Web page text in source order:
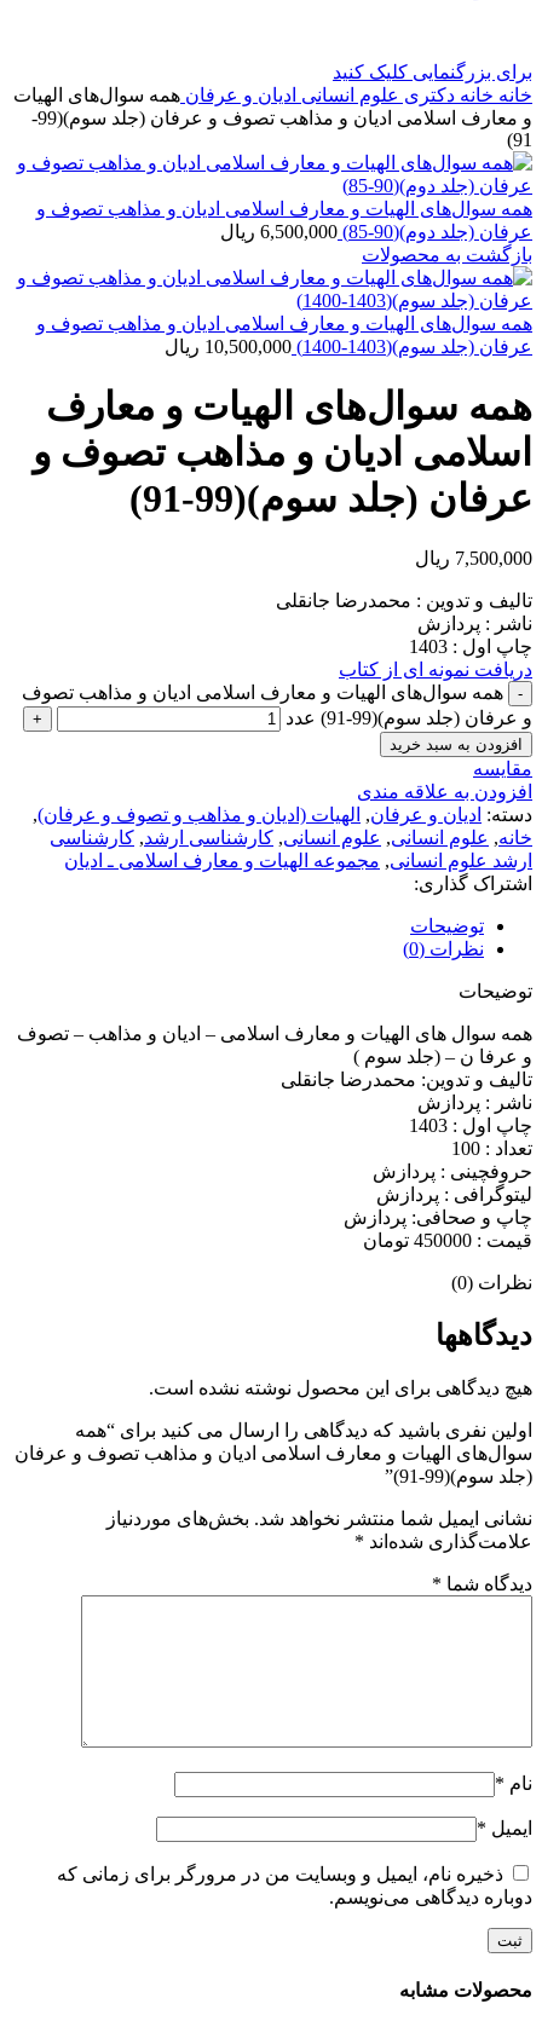
برای بزرگنمایی کلیک کنید
خانه خانه دکتری علوم انسانی ادیان و عرفان همه سوال‌های الهیات
و معارف اسلامی ادیان و مذاهب تصوف و عرفان (جلد سوم)(99-
91)
همه سوال‌های الهیات و معارف اسلامی ادیان و مذاهب تصوف و
عرفان (جلد دوم)(90-85)
6,500,000 ریال
بازگشت به محصولات
همه سوال‌های الهیات و معارف اسلامی ادیان و مذاهب تصوف و
عرفان (جلد سوم)(1403-1400)
10,500,000 ریال
همه سوال‌های الهیات و معارف
اسلامی ادیان و مذاهب تصوف و
عرفان (جلد سوم)(99-91)
7,500,000 ریال
تالیف و تدوین : محمدرضا جانقلی
ناشر : پردازش
چاپ اول : 1403
دریافت نمونه ای از کتاب
همه سوال‌های الهیات و معارف اسلامی ادیان و مذاهب تصوف
و عرفان (جلد سوم)(99-91) عدد
افزودن به سبد خرید
مقايسه
افزودن به علاقه مندی
دسته: ادیان و عرفان, الهیات (ادیان و مذاهب و تصوف و عرفان),
خانه, علوم انسانی, علوم انسانی, کارشناسی ارشد, کارشناسی
ارشد علوم انسانی, مجموعه الهیات و معارف اسلامی ـ ادیان
اشتراک گذاری:
توضیحات
نظرات (0)
توضیحات
همه سوال های الهیات و معارف اسلامی – ادیان و مذاهب – تصوف
و عرفا ن – (جلد سوم )
تالیف و تدوین: محمدرضا جانقلی
ناشر : پردازش
چاپ اول : 1403
تعداد : 100
حروفچینی : پردازش
لیتوگرافی : پردازش
چاپ و صحافی: پردازش
قیمت : 450000 تومان
نظرات (0)
دیدگاهها
هیچ دیدگاهی برای این محصول نوشته نشده است.
اولین نفری باشید که دیدگاهی را ارسال می کنید برای “همه
سوال‌های الهیات و معارف اسلامی ادیان و مذاهب تصوف و عرفان
(جلد سوم)(99-91)”
نشانی ایمیل شما منتشر نخواهد شد. بخش‌های موردنیاز
علامت‌گذاری شده‌اند *
دیدگاه شما *
نام *
ایمیل *
ذخیره نام، ایمیل و وبسایت من در مرورگر برای زمانی که
دوباره دیدگاهی می‌نویسم.
محصولات مشابه